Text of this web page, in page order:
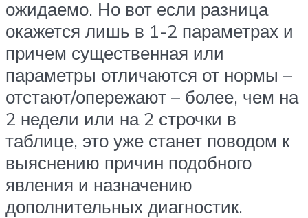
ожидаемо. Но вот если разница
окажется лишь в 1-2 параметрах и
причем существенная или
параметры отличаются от нормы –
отстают/опережают – более, чем на
2 недели или на 2 строчки в
таблице, это уже станет поводом к
выяснению причин подобного
явления и назначению
дополнительных диагностик.